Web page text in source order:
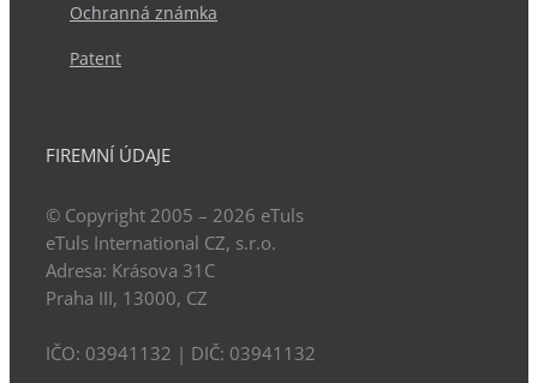
Ochranná známka
Patent
FIREMNÍ ÚDAJE
© Copyright 2005 – 2026 eTuls
eTuls International CZ, s.r.o.
Adresa: Krásova 31C
Praha III, 13000, CZ
IČO: 03941132 | DIČ: 03941132